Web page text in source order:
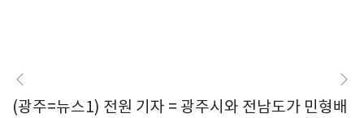
(광주=뉴스1) 전원 기자 = 광주시와 전남도가 민형배